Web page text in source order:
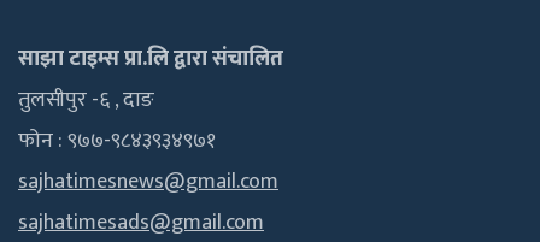
साझा टाइम्स प्रा.लि द्वारा संचालित
तुलसीपुर -६ , दाङ
फोन : ९७७-९८४३९३४९७१
sajhatimesnews@gmail.com
sajhatimesads@gmail.com